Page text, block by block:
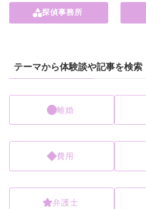
探偵事務所
テーマから体験談や記事を検索
離婚
費用
弁護士